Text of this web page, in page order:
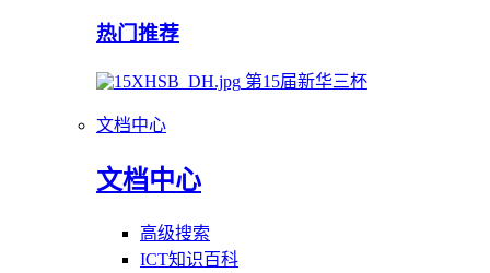
热门推荐
第15届新华三杯
文档中心
文档中心
高级搜索
ICT知识百科